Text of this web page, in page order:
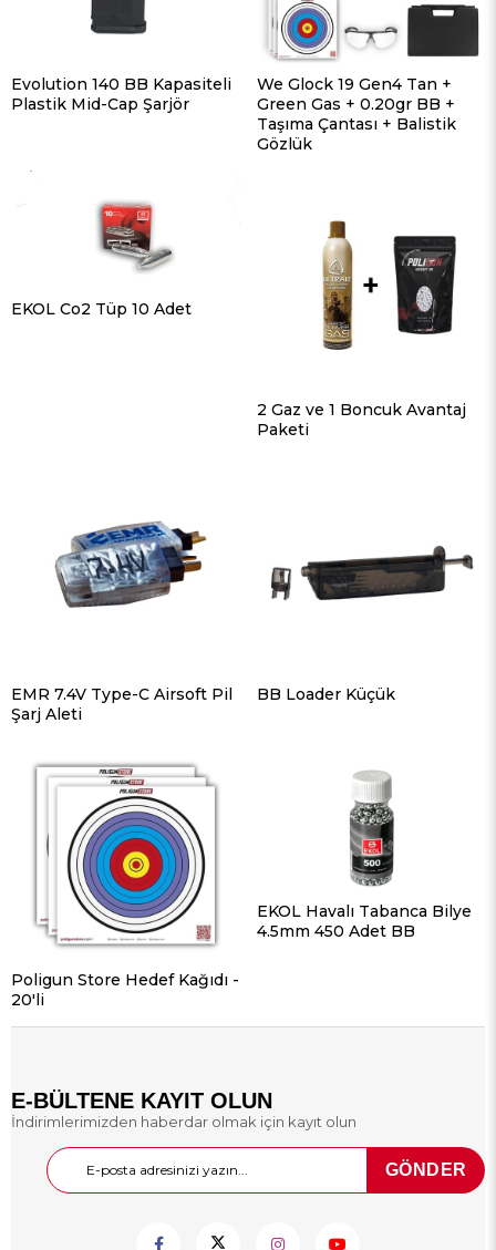
Evolution 140 BB Kapasiteli
Plastik Mid-Cap Şarjör
We Glock 19 Gen4 Tan +
Green Gas + 0.20gr BB +
Taşıma Çantası + Balistik
Gözlük
EKOL Co2 Tüp 10 Adet
2 Gaz ve 1 Boncuk Avantaj
Paketi
EMR 7.4V Type-C Airsoft Pil
Şarj Aleti
BB Loader Küçük
Poligun Store Hedef Kağıdı -
20'li
EKOL Havalı Tabanca Bilye
4.5mm 450 Adet BB
E-BÜLTENE KAYIT OLUN
İndirimlerimizden haberdar olmak için kayıt olun
GÖNDER